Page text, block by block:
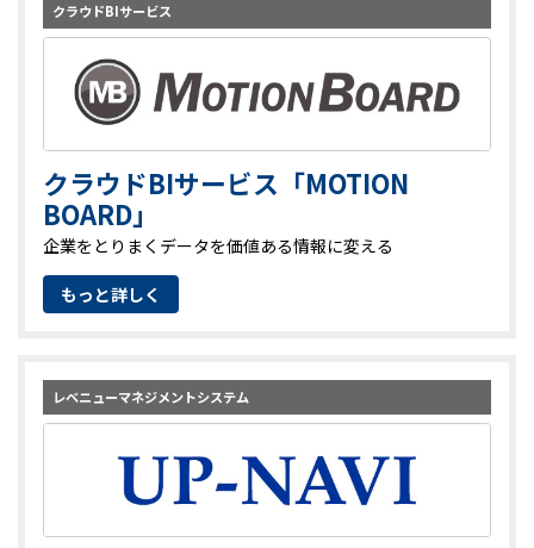
クラウドBIサービス
クラウドBIサービス「MOTION
BOARD」
企業をとりまくデータを価値ある情報に変える
もっと詳しく
レベニューマネジメントシステム